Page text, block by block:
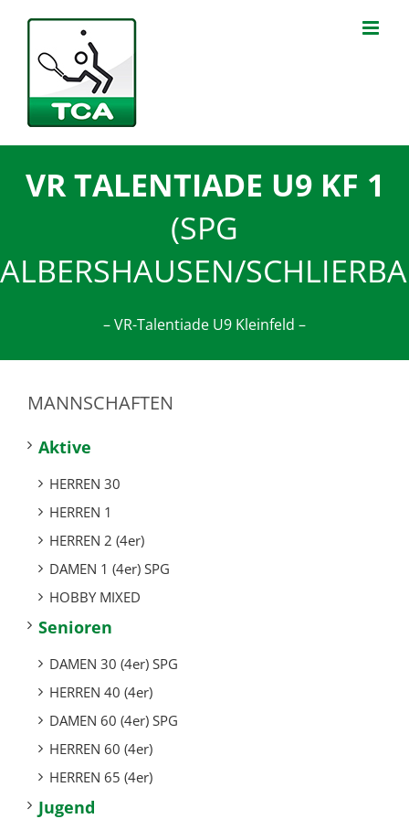
springen
VR TALENTIADE U9 KF 1
(SPG
ALBERSHAUSEN/
– VR-Talentiade U9 Kleinfeld –
MANNSCHAFTEN
Aktive
HERREN 30
HERREN 1
HERREN 2 (4er)
DAMEN 1 (4er) SPG
HOBBY MIXED
Senioren
DAMEN 30 (4er) SPG
HERREN 40 (4er)
DAMEN 60 (4er) SPG
HERREN 60 (4er)
HERREN 65 (4er)
Jugend